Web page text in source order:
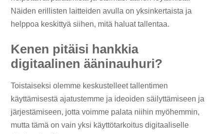
Näiden erillisten laitteiden avulla on yksinkertaista ja
helppoa keskittyä siihen, mitä haluat tallentaa.
Kenen pitäisi hankkia
digitaalinen ääninauhuri?
Toistaiseksi olemme keskustelleet tallentimen
käyttämisestä ajatustemme ja ideoiden säilyttämiseen ja
järjestämiseen, jotta voimme palata niihin myöhemmin,
mutta tämä on vain yksi käyttötarkoitus digitaaliselle